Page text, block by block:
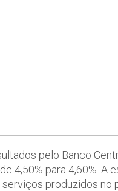
pelo Banco
4,50% para 4,60%. A
produzidos no